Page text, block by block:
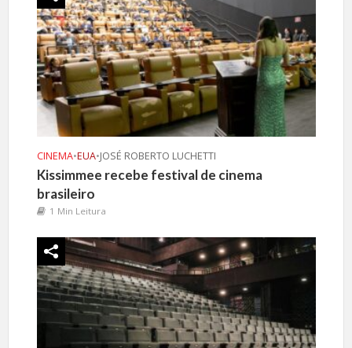
CINEMA•EUA•JOSÉ ROBERTO LUCHETTI
Kissimmee recebe festival de cinema
brasileiro
1 Min Leitura